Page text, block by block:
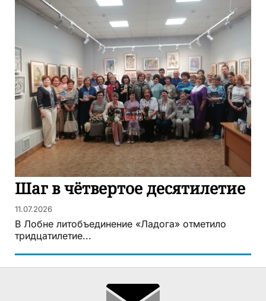
Шаг в чётвертое десятилетие
11.07.2026
В Лобне литобъединение «Ладога» отметило
тридцатилетие...